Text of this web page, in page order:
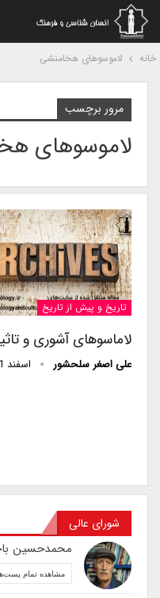
لاموسوهای هخامنشی
مرور برچسب
لاموسوهای
تاریخ و پیش از تاریخ
لاماسوهای آشوری و
علی اصغر سلحشور اسفند 1, 1394
شورای عالی
محمدحسین
مشاهده تمام پست‌ها